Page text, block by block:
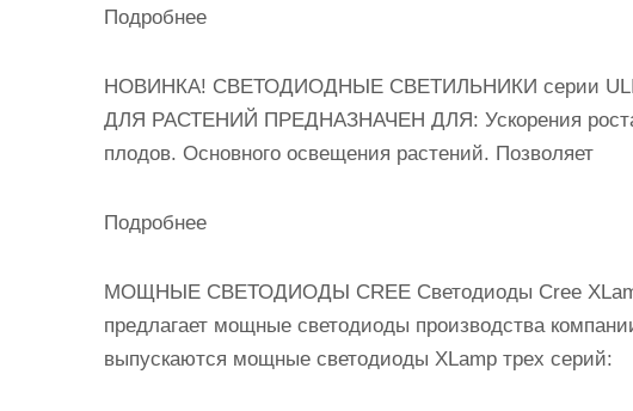
Подробнее
НОВИНКА! СВЕТОДИОДНЫЕ СВЕТИЛЬНИКИ серии
ДЛЯ РАСТЕНИЙ ПРЕДНАЗНАЧЕН ДЛЯ: Ускорения роста
плодов. Основного освещения растений. Позволяет
Подробнее
МОЩНЫЕ СВЕТОДИОДЫ CREE Светодиоды Cree
предлагает мощные светодиоды производства
выпускаются мощные светодиоды XLamp трех серий: